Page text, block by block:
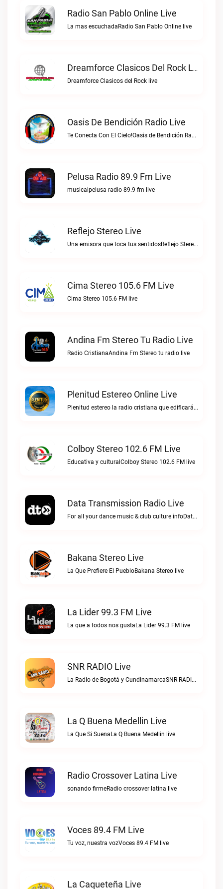
Radio San Pablo Online Live
La mas escuchadaRadio San Pablo Online live
Dreamforce Clasicos Del Rock Live
Dreamforce Clasicos del Rock live
Oasis De Bendición Radio Live
Te Conecta Con El Cielo!Oasis de Bendición Radio live
Pelusa Radio 89.9 Fm Live
musicalpelusa radio 89.9 fm live
Reflejo Stereo Live
Una emisora que toca tus sentidosReflejo Stereo live
Cima Stereo 105.6 FM Live
Cima Stereo 105.6 FM live
Andina Fm Stereo Tu Radio Live
Radio CristianaAndina Fm Stereo tu radio live
Plenitud Estereo Online Live
Plenitud estereo la radio cristiana que edificará tu vida.Plenitud Estereo Online live
Colboy Stereo 102.6 FM Live
Educativa y culturalColboy Stereo 102.6 FM live
Data Transmission Radio Live
For all your dance music & club culture infoData Transmission Radio live
Bakana Stereo Live
La Que Prefiere El PuebloBakana Stereo live
La Lider 99.3 FM Live
La que a todos nos gustaLa Lider 99.3 FM live
SNR RADIO Live
La Radio de Bogotá y CundinamarcaSNR RADIO live
La Q Buena Medellin Live
La Que Si SuenaLa Q Buena Medellin live
Radio Crossover Latina Live
sonando firmeRadio crossover latina live
Voces 89.4 FM Live
Tu voz, nuestra vozVoces 89.4 FM live
La Caqueteña Live